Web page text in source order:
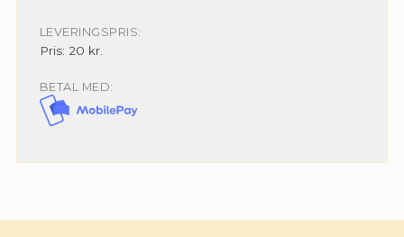
LEVERINGSPRIS:
Pris: 20 kr.
BETAL MED: